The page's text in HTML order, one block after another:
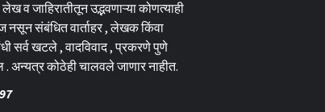
व जाहिरातीतून उद्भवणाऱ्या कोणत्याही
नसून संबंधित वार्ताहर , लेखक किंवा
सर्व खटले , वादविवाद , प्रकरणे पुणे
. अन्यत्र कोठेही चालवले जाणार नाहीत.